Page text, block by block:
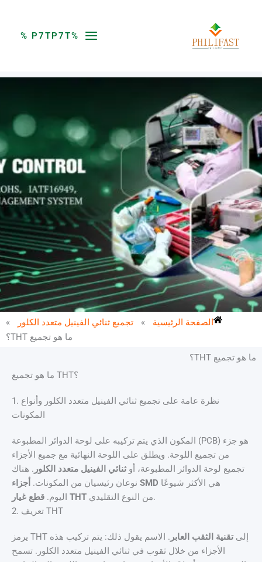
%P7TP7T %
الصفحة الرئيسية » تجميع ثنائي الفينيل متعدد الكلور
»
ما هو تجميع THT؟
ما هو تجميع THT؟
ما هو تجميع THT؟
1. نظرة عامة على تجميع ثنائي الفينيل متعدد الكلور وأنواع
المكونات
المكون الذي يتم تركيبه على لوحة الدوائر المطبوعة (PCB) هو جزء
من تجميع اللوحة. ويطلق على اللوحة النهائية مع جميع الأجزاء
تجميع لوحة الدوائر المطبوعة، أوثنائي الفينيل متعدد الكلور . هناك
نوعان رئيسيان من المكونات. أجزاء SMD
اليوم. قطع غيار THT
من النوع التقليدي.
2. تعريف THT
يرمز THT إلىتقنية الثقب العابر . الاسم يقول ذلك: يتم تركيب هذه
الأجزاء من خلال ثقوب في ثنائي الفينيل متعدد الكلور. تسمح